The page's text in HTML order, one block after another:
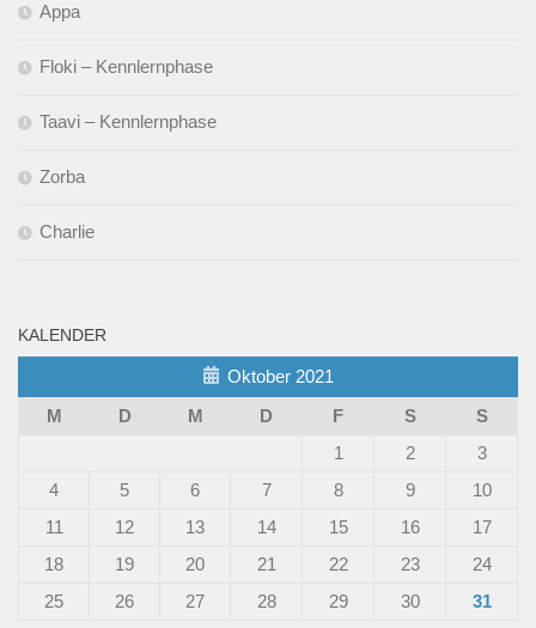
Appa
Floki – Kennlernphase
Taavi – Kennlernphase
Zorba
Charlie
KALENDER
Oktober 2021
M
D M D F S
S
1
2
3
4
5 6 7 8 9
10
11
12 13 14 15 16
17
18
19 20 21 22 23
24
25
26 27 28 29 30
31